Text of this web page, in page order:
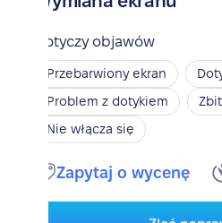
Dotyczy objawów
Przebarwiony ekran
Problem z dotykiem
Nie włącza się
Zapytaj o wycenę